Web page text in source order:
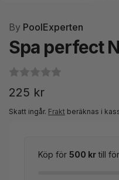
By PoolExperten
Spa perfect
Ordinarie
pris
225 kr
Skatt ingår. Frakt beräknas i
Köp för 500 krtill